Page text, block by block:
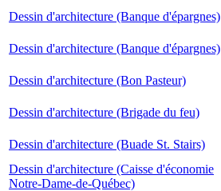
Dessin d'architecture (Banque d'épargnes)
Dessin d'architecture (Banque d'épargnes)
Dessin d'architecture (Bon Pasteur)
Dessin d'architecture (Brigade du feu)
Dessin d'architecture (Buade St. Stairs)
Dessin d'architecture (Caisse d'économie
Notre-Dame-de-Québec)